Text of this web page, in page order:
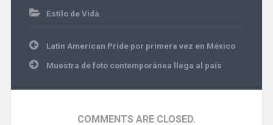
Estilo de Vida
Navegación
de
entradas
Latin American Pride por primera vez en México
Muestra de foto contemporánea llega al país
COMMENTS ARE CLOSED.